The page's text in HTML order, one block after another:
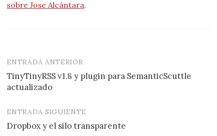
sobre Jose Alcántara.
Navegación
de
ENTRADA ANTERIOR
TinyTinyRSS v1.8 y plugin para SemanticScuttle
actualizado
ENTRADA SIGUIENTE
Dropbox y el silo transparente